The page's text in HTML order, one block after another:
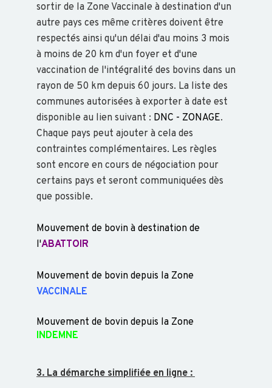
ALPAGES
AVORTEMENT
BIOSÉCURITÉ
CONCOURS
INTRODUCTION
PROPHYLAXIE
BESNOITIOSE
DNC
FCO
Q
APHTEUSE
IBR
NÉOSPOROSE
sortir de la Zone Vaccinale à destination d'un
autre pays ces même critères doivent être
respectés ainsi qu'un délai d'au moins 3 mois
à moins de 20 km d'un foyer et d'une
vaccination de l'intégralité des bovins dans un
rayon de 50 km depuis 60 jours. La liste des
communes autorisées à exporter à date est
disponible au lien suivant : DNC - ZONAGE.
Chaque pays peut ajouter à cela des
contraintes complémentaires. Les règles
sont encore en cours de négociation pour
certains pays et seront communiquées dès
que possible.
Mouvement de bovin à destination de
l'ABATTOIR
Mouvement de bovin depuis la Zone
VACCINALE
Mouvement de bovin depuis la Zone
INDEMNE
3. La démarche simplifiée en ligne :